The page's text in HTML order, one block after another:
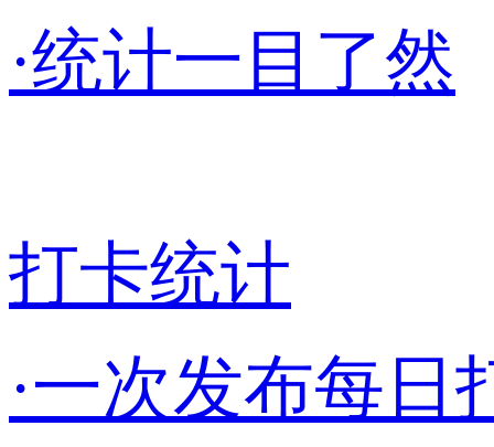
·统计一目了然
打卡统计
·一次发布每日